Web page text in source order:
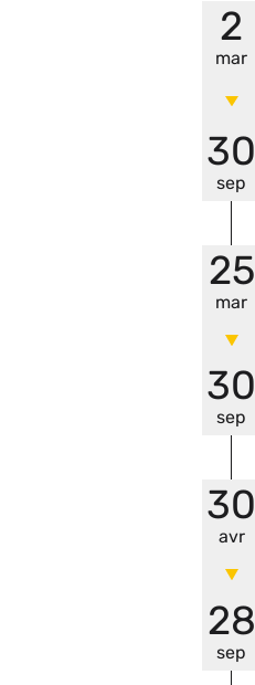
2
mar
30
sep
25
mar
30
sep
30
avr
28
sep